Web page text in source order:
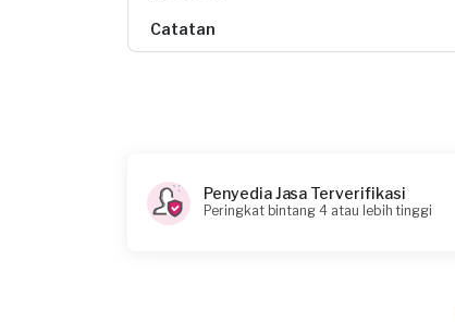
Catatan
Penyedia Jasa Terverifikasi
Peringkat bintang 4 atau lebih tinggi